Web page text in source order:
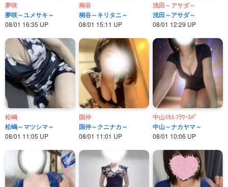
夢咲
夢咲～ユメサキ～
08/01 16:35 UP
桐谷
桐谷～キリタニ～
08/01 15:11 UP
浅田～アサダ～
浅田～アサダ～
08/01 12:29 UP
松嶋
松嶋～マツシマ～
08/01 11:05 UP
国仲
国仲～クニナカ～
08/01 11:01 UP
中山ﾐｾｽ·ﾌﾗﾜｰｽﾊﾟ
中山～ナカヤマ～
08/01 10:06 UP